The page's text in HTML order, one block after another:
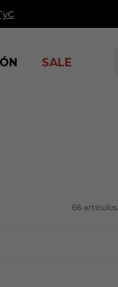
SALE
66 artículos